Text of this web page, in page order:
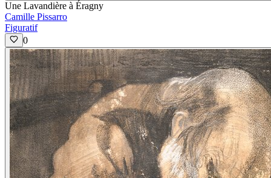
Une Lavandière à Éragny
Camille Pissarro
Figuratif
0